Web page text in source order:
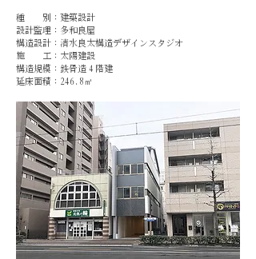
​種 別：建築設計
設計監理：多和良屋
構造設計：清水良太構造デザインスタジオ
施 工：太陽建設
構造規模：鉄骨造４階建
延床面積：246.8㎡